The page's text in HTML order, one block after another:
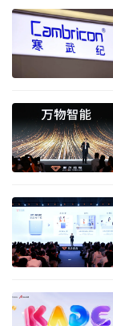
年可节省约200
四是,智能功耗封
下,提高机房供